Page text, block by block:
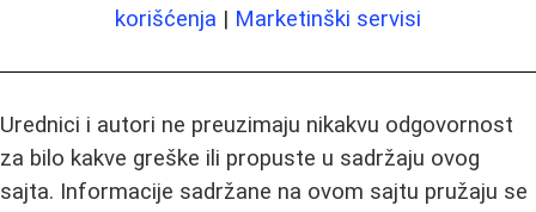
korišćenja | Marketinški servisi
Urednici i autori ne preuzimaju nikakvu odgovornost
za bilo kakve greške ili propuste u sadržaju ovog
sajta. Informacije sadržane na ovom sajtu pružaju se